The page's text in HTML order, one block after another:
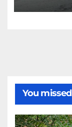
You missed